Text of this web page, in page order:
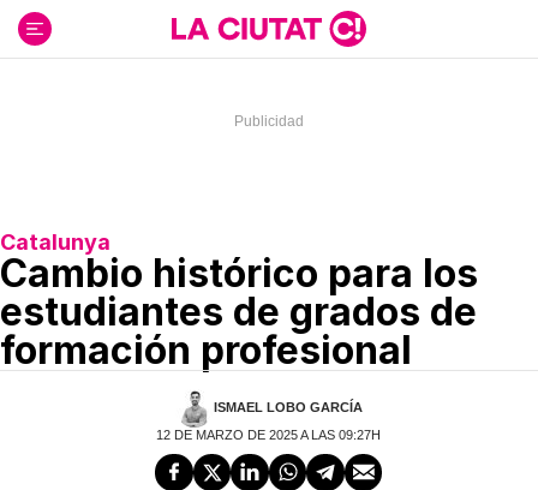
contenido
Catalunya
Cambio histórico para los
estudiantes de grados de
formación profesional
ISMAEL LOBO GARCÍA
12 DE MARZO DE 2025 A LAS 09:27H